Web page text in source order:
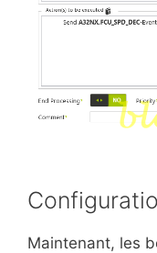
Maintenant, les